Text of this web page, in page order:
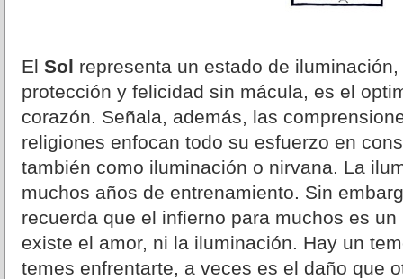
El Sol representa un estado de
protección y felicidad sin mácula, es el
corazón. Señala, además, las
religiones enfocan todo su esfuerzo en
también como iluminación o nirvana. La
muchos años de entrenamiento. Sin
recuerda que el infierno para muchos es
existe el amor, ni la iluminación. Hay un
temes enfrentarte, a veces es el daño que